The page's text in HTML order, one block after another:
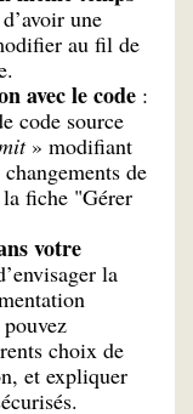
une
au fil de
avec le code :
code source
» modifiant
de
fiche "Gérer
votre
la
choix de
et expliquer